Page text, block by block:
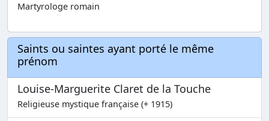
Martyrologe romain
Saints ou saintes ayant porté le même
prénom
Louise-Marguerite Claret de la Touche
Religieuse mystique française (+ 1915)